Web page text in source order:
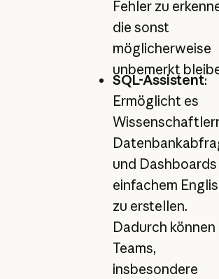
Fehler zu
die sonst
möglicherweise
unbemerkt
SQL-Assistent:
Ermöglicht es
und Dashboards
einfachem
zu erstellen.
Dadurch können
Teams,
insbesondere